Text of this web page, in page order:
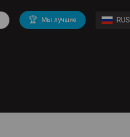
🏆 Мы лучшие RUS
BMW
Volvo